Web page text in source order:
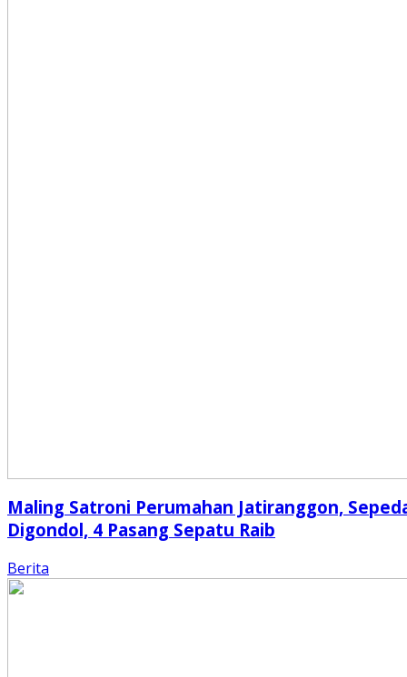
Maling Satroni Perumahan Jatiranggon,
Digondol, 4 Pasang Sepatu Raib
Berita